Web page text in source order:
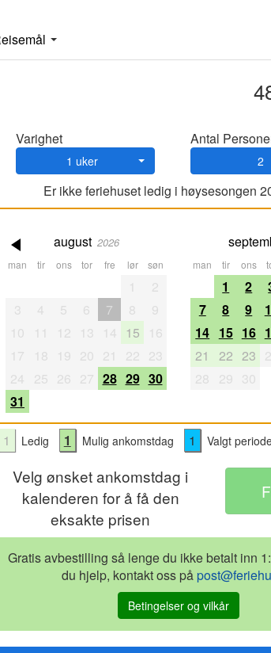
Varighet
1 uker
Antal
2
Er ikke feriehuset ledig i høysesongen
august 2026
man tir ons tor fre lør søn
1
2
3
4 5 6 7 8
9
10
11 12 13 14 15
16
17
18 19 20 21 22 23
24
25 26 27 28 29 30
31
man tir ons
1 2
7
8 9
14 15 16
21
22 23
28
29 30
1 Ledig 1 Mulig ankomstdag 1 Valgt
Velg ønsket ankomstdag i
kalenderen for å få den
eksakte prisen
Gratis avbestilling så lenge du ikke betalt inn
du hjelp, kontakt oss på
Betingelser og vilkår